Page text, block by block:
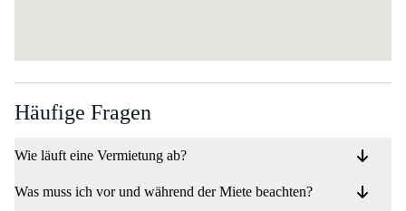
Häufige Fragen
Wie läuft eine Vermietung ab?
Was muss ich vor und während der Miete beachten?